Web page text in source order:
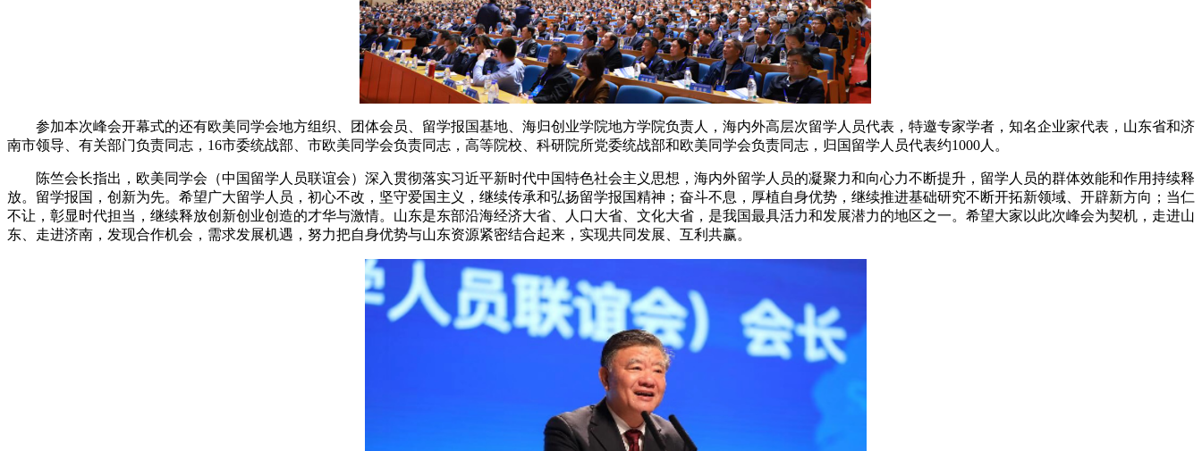
参加本次峰会开幕式的还有欧美同学会地方组织、团体会员、留学报国基地、海归创业学院地方学院负责人，海内外高层次留学人员代表，特邀专家学者，知名企业家代表，山东省和济
南市领导、有关部门负责同志，16市委统战部、市欧美同学会负责同志，高等院校、科研院所党委统战部和欧美同学会负责同志，归国留学人员代表约1000人。
陈竺会长指出，欧美同学会（中国留学人员联谊会）深入贯彻落实习近平新时代中国特色社会主义思想，海内外留学人员的凝聚力和向心力不断提升，留学人员的群体效能和作用持续释
放。留学报国，创新为先。希望广大留学人员，初心不改，坚守爱国主义，继续传承和弘扬留学报国精神；奋斗不息，厚植自身优势，继续推进基础研究不断开拓新领域、开辟新方向；当仁
不让，彰显时代担当，继续释放创新创业创造的才华与激情。山东是东部沿海经济大省、人口大省、文化大省，是我国最具活力和发展潜力的地区之一。希望大家以此次峰会为契机，走进山
东、走进济南，发现合作机会，需求发展机遇，努力把自身优势与山东资源紧密结合起来，实现共同发展、互利共赢。